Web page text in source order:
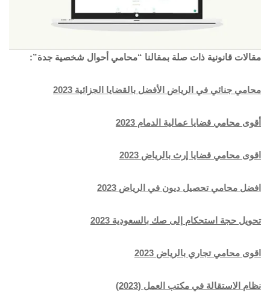
مقالات قانونية ذات صلة بمقالنا “محامي أحوال شخصية جدة”:
محامي جنائي في الرياض الأفضل بالقضايا الجزائية 2023
أقوى محامي قضايا عمالية الدمام 2023
اقوى محامي قضايا إرث بالرياض 2023
افضل محامي تحصيل ديون في الرياض 2023
تحويل حجة استحكام إلى صك بالسعودية 2023
اقوى محامي تجاري بالرياض 2023
نظام الاستقالة في مكتب العمل (2023)